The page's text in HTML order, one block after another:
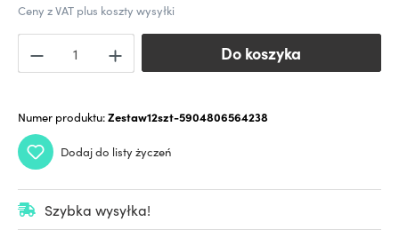
Ceny z VAT plus koszty wysyłki
Do koszyka
Do koszyka
Numer produktu:Zestaw12szt-5904806564238
Dodaj do listy życzeń
Szybka wysyłka!